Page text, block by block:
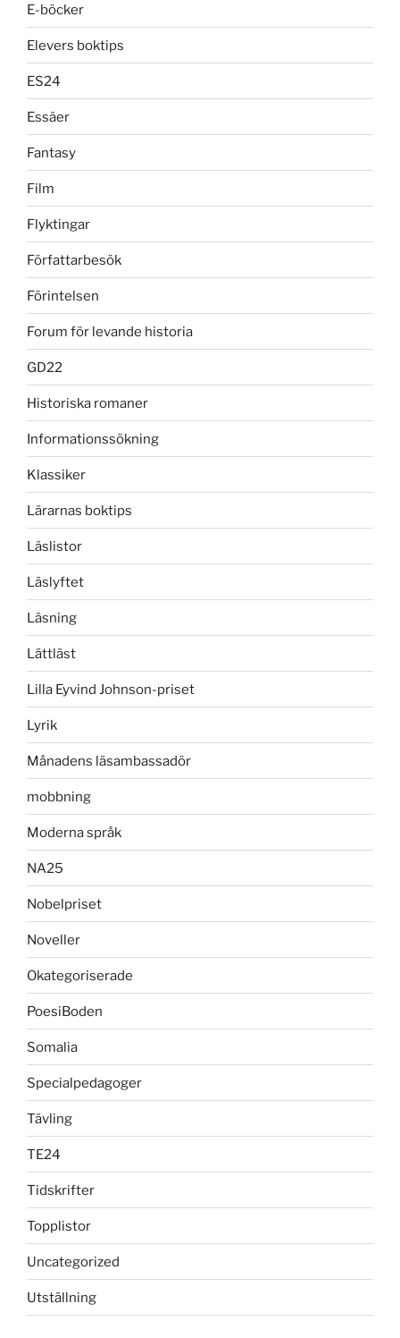
E-böcker
Elevers boktips
ES24
Essäer
Fantasy
Film
Flyktingar
Författarbesök
Förintelsen
Forum för levande historia
GD22
Historiska romaner
Informationssökning
Klassiker
Lärarnas boktips
Läslistor
Läslyftet
Läsning
Lättläst
Lilla Eyvind Johnson-priset
Lyrik
Månadens läsambassadör
mobbning
Moderna språk
NA25
Nobelpriset
Noveller
Okategoriserade
PoesiBoden
Somalia
Specialpedagoger
Tävling
TE24
Tidskrifter
Topplistor
Uncategorized
Utställning